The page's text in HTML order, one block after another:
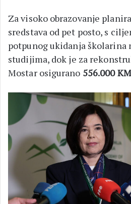
Za visoko obrazovanje
sredstava od pet posto, s
potpunog ukidanja
studijima, dok je za
Mostar osigurano 556.000 KM